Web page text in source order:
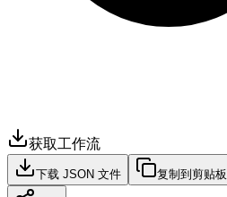
获取工作流
下载 JSON 文件 复制到剪贴板